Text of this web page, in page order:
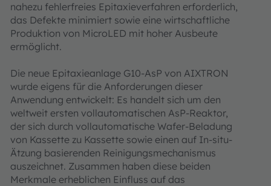
nahezu fehlerfreies Epitaxieverfahren erforderlich,
das Defekte minimiert sowie eine wirtschaftliche
Produktion von MicroLED mit hoher Ausbeute
ermöglicht.
Die neue Epitaxieanlage G10-AsP von AIXTRON
wurde eigens für die Anforderungen dieser
Anwendung entwickelt: Es handelt sich um den
weltweit ersten vollautomatischen AsP-Reaktor,
der sich durch vollautomatische Wafer-Beladung
von Kassette zu Kassette sowie einen auf In-situ-
Ätzung basierenden Reinigungsmechanismus
auszeichnet. Zusammen haben diese beiden
Merkmale erheblichen Einfluss auf das